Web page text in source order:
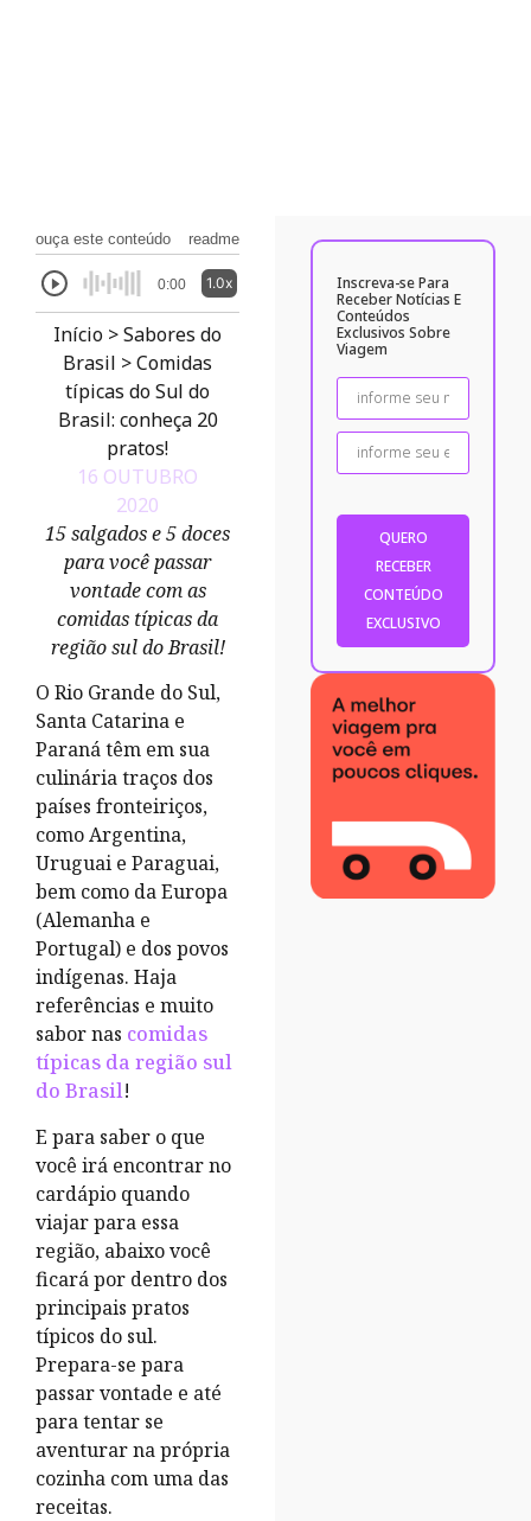
ouça este conteúdo readme
0:00 1.0x
Início >Sabores do
Brasil >Comidas
típicas do Sul do
Brasil: conheça 20
pratos!
16 OUTUBRO
2020
15 salgados e 5 doces
para você passar
vontade com as
comidas típicas da
região sul do Brasil!
O Rio Grande do Sul,
Santa Catarina e
Paraná têm em sua
culinária traços dos
países fronteiriços,
como Argentina,
Uruguai e Paraguai,
bem como da Europa
(Alemanha e
Portugal) e dos povos
indígenas. Haja
referências e muito
sabor nas comidas
típicas da região sul
do Brasil!
E para saber o que
você irá encontrar no
cardápio quando
viajar para essa
região, abaixo você
ficará por dentro dos
principais pratos
típicos do sul.
Prepara-se para
passar vontade e até
para tentar se
aventurar na própria
cozinha com uma das
receitas.
Inscreva-se Para
Receber Notícias E
Conteúdos
Exclusivos Sobre
Viagem